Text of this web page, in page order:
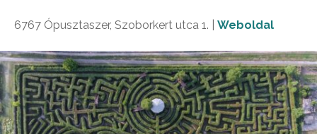
6767 Ópusztaszer, Szoborkert utca 1. | Weboldal